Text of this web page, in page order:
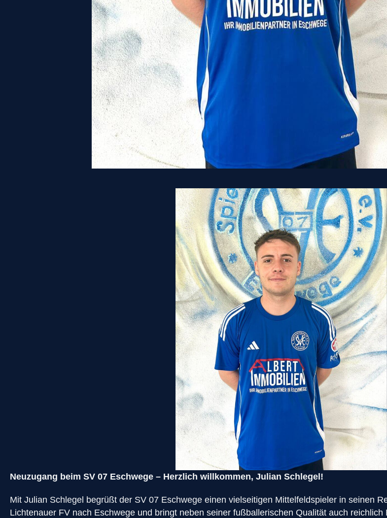
Neuzugang beim SV 07 Eschwege – Herzlich willkommen, Julian Schlegel!
Mit Julian Schlegel begrüßt der SV 07 Eschwege einen vielseitigen Mittelfeldspieler in seinen
Lichtenauer FV nach Eschwege und bringt neben seiner fußballerischen Qualität auch